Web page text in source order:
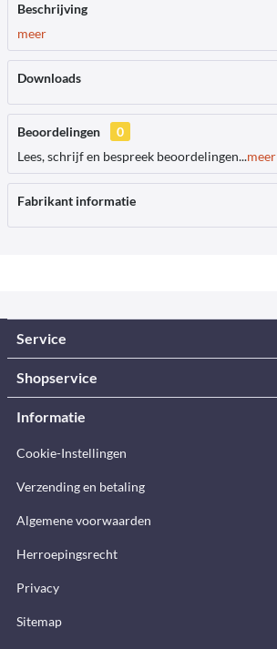
Beschrijving
meer
Downloads
Beoordelingen
0
Lees, schrijf en bespreek beoordelingen...meer
Fabrikant informatie
Service
Shopservice
Informatie
Cookie-Instellingen
Verzending en betaling
Algemene voorwaarden
Herroepingsrecht
Privacy
Sitemap